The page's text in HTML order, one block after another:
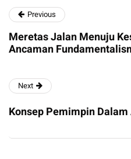
Previous
Meretas Jalan Menuju
Ancaman
Next
Konsep Pemimpin Dalam